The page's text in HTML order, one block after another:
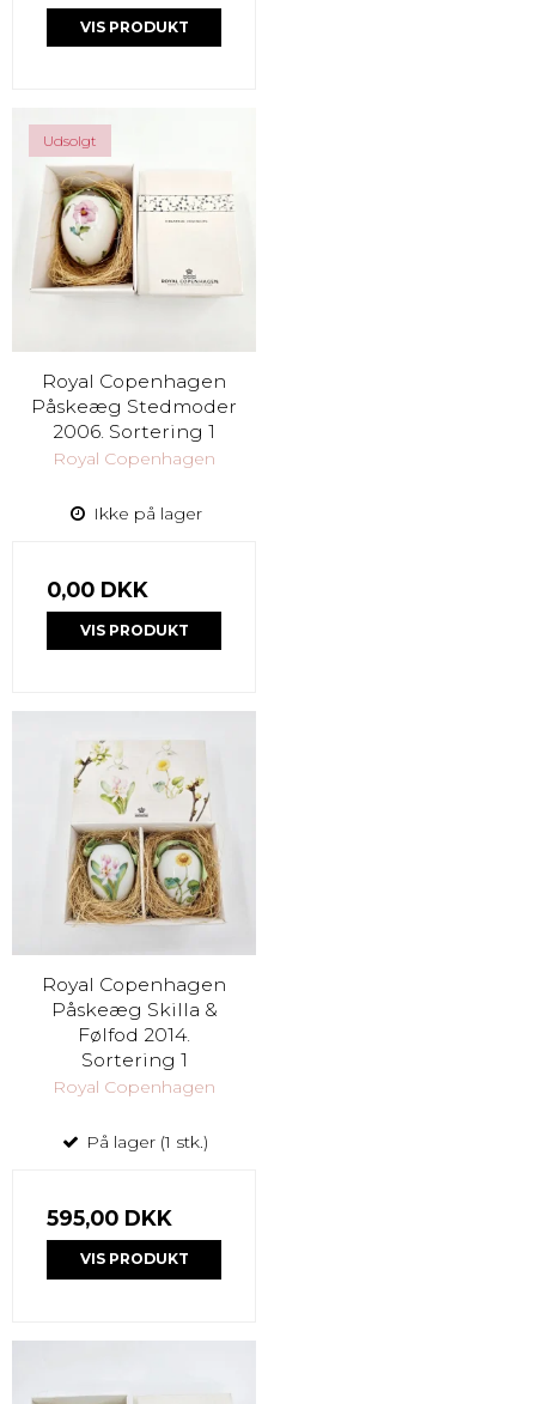
VIS PRODUKT
Udsolgt
Royal Copenhagen
Påskeæg Stedmoder
2006. Sortering 1
Royal Copenhagen
Ikke på lager
0,00 DKK
VIS PRODUKT
Royal Copenhagen
Påskeæg Skilla &
Følfod 2014.
Sortering 1
Royal Copenhagen
På lager (1 stk.)
595,00 DKK
VIS PRODUKT